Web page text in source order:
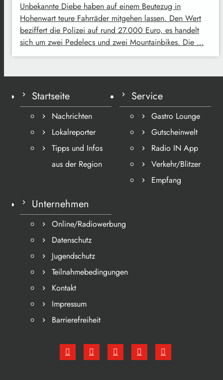
Unbekannte Diebe haben auf einem Beutezug in
Hohenwart teure Fahrräder mitgehen lassen. Den Wert
beziffert die Polizei auf rund 27.000 Euro, es handelt
sich um zwei Pedelecs und zwei Mountainbikes. Die …
Startseite
Nachrichten
Lokalreporter
Tipps und Infos
aus der Region
Service
Gastro Lounge
Gutscheinwelt
Radio IN App
Verkehr/Blitzer
Empfang
Unternehmen
Online/Radiowerbung
Datenschutz
Jugendschutz
Teilnahmebedingungen
Kontakt
Impressum
Barrierefreiheit